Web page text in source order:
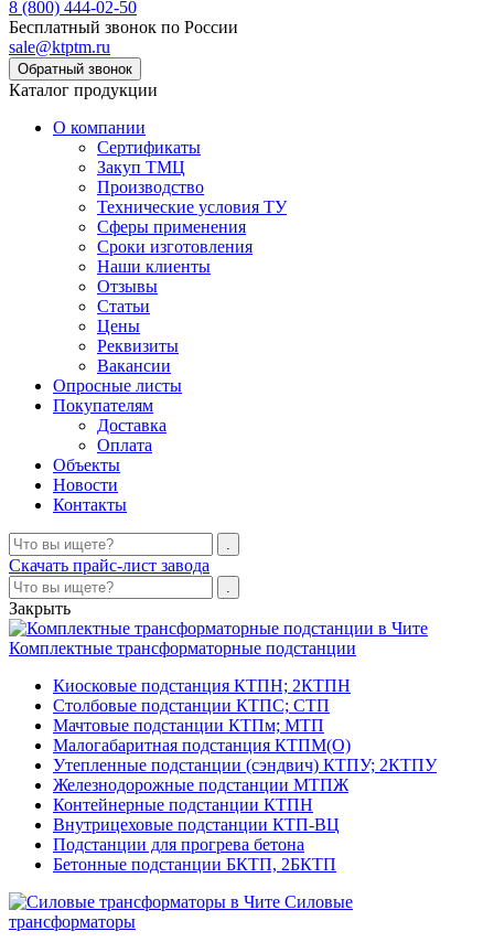
8 (800) 444-02-50
Бесплатный звонок по России
sale@ktptm.ru
Каталог продукции
О компании
Сертификаты
Закуп ТМЦ
Производство
Технические условия ТУ
Сферы применения
Сроки изготовления
Наши клиенты
Отзывы
Статьи
Цены
Реквизиты
Вакансии
Опросные листы
Покупателям
Доставка
Оплата
Объекты
Новости
Контакты
Скачать прайс-лист завода
Закрыть
Комплектные трансформаторные подстанции
Киосковые подстанция КТПН; 2КТПН
Столбовые подстанции КТПС; СТП
Мачтовые подстанции КТПм; МТП
Малогабаритная подстанция КТПМ(О)
Утепленные подстанции (сэндвич) КТПУ; 2КТПУ
Железнодорожные подстанции МТПЖ
Контейнерные подстанции КТПН
Внутрицеховые подстанции КТП-ВЦ
Подстанции для прогрева бетона
Бетонные подстанции БКТП, 2БКТП
Силовые
трансформаторы